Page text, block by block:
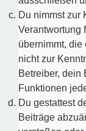
Du nimmst zur
Verantwortung
übernimmt, die
nicht zur
Betreiber, dein
Funktionen
Du gestattest
Beiträge